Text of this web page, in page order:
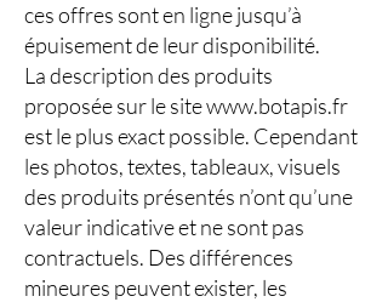
ces offres sont en ligne jusqu’à
épuisement de leur disponibilité.
La description des produits
proposée sur le sitewww.botapis.fr
est le plus exact possible. Cependant
les photos, textes, tableaux, visuels
des produits présentés n’ont qu’une
valeur indicative et ne sont pas
contractuels. Des différences
mineures peuvent exister, les